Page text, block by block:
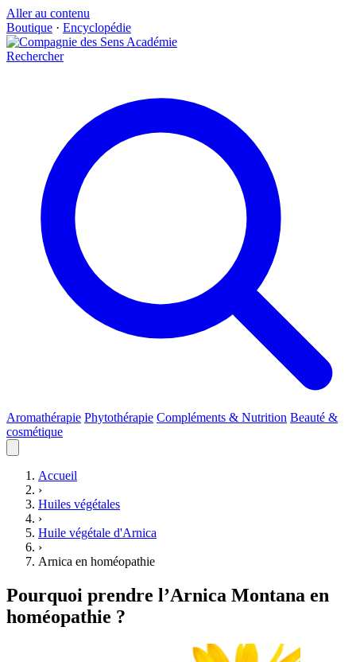
Aller au contenu
Boutique · Encyclopédie
Rechercher
Aromathérapie Phytothérapie Compléments & Nutrition Beauté &
cosmétique
Accueil
›
Huiles végétales
›
Huile végétale d'Arnica
›
Arnica en homéopathie
Pourquoi prendre l’Arnica Montana en
homéopathie ?